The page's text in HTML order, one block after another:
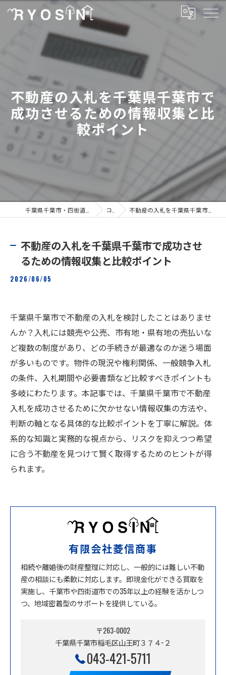
不動産の入札を千葉県千葉市で
成功させるための情報収集と比
較ポイント
コラム 不動産の入札を千葉県千葉市で成功させるための情報収集と比較ポイント
不動産の入札を千葉県千葉市で成功させ
るための情報収集と比較ポイント
2026/06/05
千葉県千葉市で不動産の入札を検討したことはありませ
んか？入札には競売や公売、市有地・県有地の売払いな
ど複数の制度があり、どの手続きが最適なのか迷う場面
が多いものです。物件の現況や権利関係、一般競争入札
の条件、入札期間や必要書類など比較すべきポイントも
多岐にわたります。本記事では、千葉県千葉市で不動産
入札を成功させるために欠かせない情報収集の方法や、
判断の軸となる具体的な比較ポイントを丁寧に解説。体
系的な知識と実務的な視点から、リスクを抑えつつ希望
に合う不動産を見つけて賢く取得するためのヒントが得
られます。
有限会社菱信商事
相続や離婚後の財産整理に対応し、一般的には難しい不動
産の相談にも柔軟に対応します。即現金化ができる買取を
実施し、千葉市や四街道市での35年以上の経験を活かしつ
つ、地域密着型のサポートを提供している。
〒263-0002
千葉県千葉市稲毛区山王町３７４−２
043-421-5711